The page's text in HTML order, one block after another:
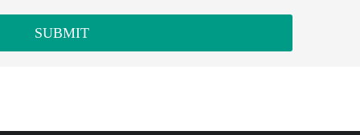
SUBMIT